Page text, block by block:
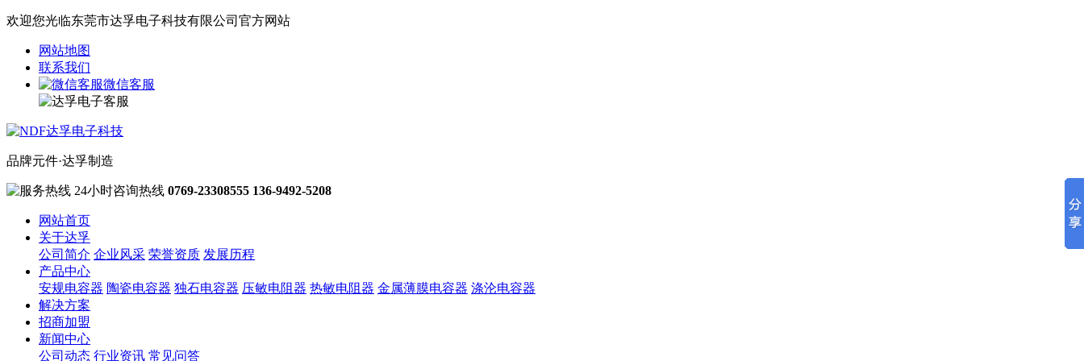
欢迎您光临东莞市达孚电子科技有限公司官方网站
网站地图
联系我们
微信客服
品牌元件·达孚制造
24小时咨询热线 0769-23308555 136-9492-5208
网站首页
关于达孚
公司简介 企业风采 荣誉资质 发展历程
产品中心
安规电容器 陶瓷电容器 独石电容器 压敏电阻器 热敏电阻器 金属薄膜电容器 涤沦电容器
解决方案
招商加盟
新闻中心
公司动态 行业资讯 常见问答